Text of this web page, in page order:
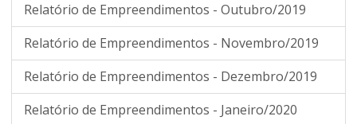
Relatório de Empreendimentos - Outubro/2019
Relatório de Empreendimentos - Novembro/2019
Relatório de Empreendimentos - Dezembro/2019
Relatório de Empreendimentos - Janeiro/2020